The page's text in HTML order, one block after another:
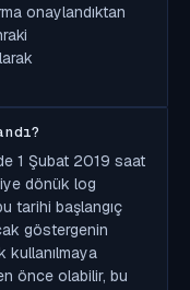
onaylandıktan
1 Şubat 2019 saat
dönük log
tarihi başlangıç
göstergenin
kullanılmaya
önce olabilir, bu